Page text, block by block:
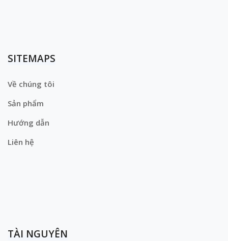
SITEMAPS
Về chúng tôi
Sản phẩm
Hướng dẫn
Liên hệ
TÀI NGUYÊN